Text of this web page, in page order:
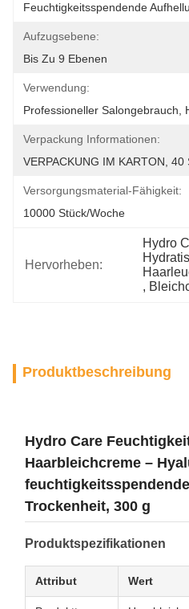
Feuchtigkeitsspendende
Aufzugsebene:
Bis Zu 9 Ebenen
Verwendung:
Professioneller Salongebrauch,
Verpackung Informationen:
VERPACKUNG IM KARTON, 40
Versorgungsmaterial-Fähigkeit:
10000 Stück/Woche
Hervorheben:
Hydro
,
Produktbeschreibung
Hydro Care
Haarbleichcreme –
Trockenheit, 300 g
Produktspezifikationen
Attribut Wert